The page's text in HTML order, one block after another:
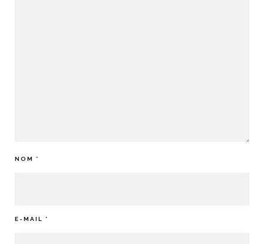
NOM *
E-MAIL *